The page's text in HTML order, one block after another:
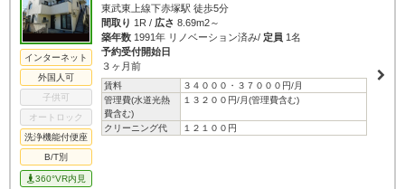
インターネット
外国人可
子供可
オートロック
洗浄機能付便座
B/T別
360°VR内見
東武東上線下赤塚駅 徒歩5分
間取り 1R / 広さ 8.69m2～
築年数 1991年 リノベーション済み/ 定員 1名
予約受付開始日
３ヶ月前
賃料
３４０００・３７０００円/月
管理費(水道光熱
費含む)
１３２００円/月(管理費含む)
クリーニング代 １２１００円